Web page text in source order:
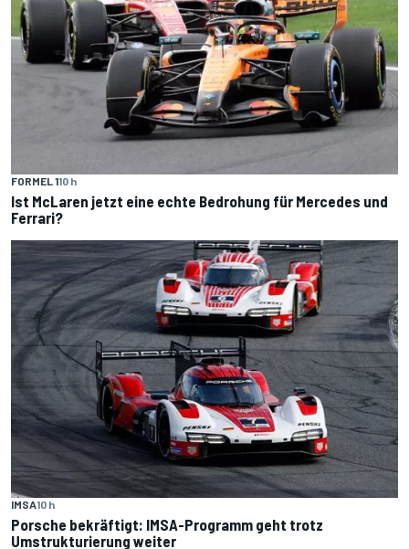
FORMEL 110 h
Ist McLaren jetzt eine echte Bedrohung für Mercedes und
Ferrari?
IMSA10 h
Porsche bekräftigt: IMSA-Programm geht trotz
Umstrukturierung weiter